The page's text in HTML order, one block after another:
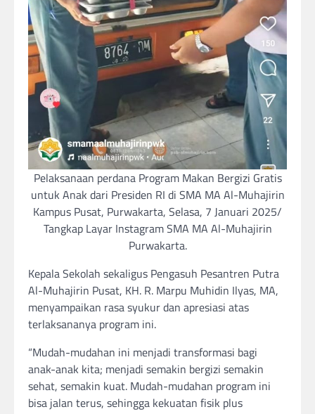
Pelaksanaan perdana Program Makan Bergizi Gratis
untuk Anak dari Presiden RI di SMA MA Al-Muhajirin
Kampus Pusat, Purwakarta, Selasa, 7 Januari 2025/
Tangkap Layar Instagram SMA MA Al-Muhajirin
Purwakarta.
Kepala Sekolah sekaligus Pengasuh Pesantren Putra
Al-Muhajirin Pusat, KH. R. Marpu Muhidin Ilyas, MA,
menyampaikan rasa syukur dan apresiasi atas
terlaksananya program ini.
“Mudah-mudahan ini menjadi transformasi bagi
anak-anak kita; menjadi semakin bergizi semakin
sehat, semakin kuat. Mudah-mudahan program ini
bisa jalan terus, sehingga kekuatan fisik plus